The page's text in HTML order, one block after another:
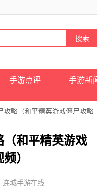
手游点评 手游新
攻略（和平精英游戏僵尸攻略
（和平精英游戏
）
连城手游在线